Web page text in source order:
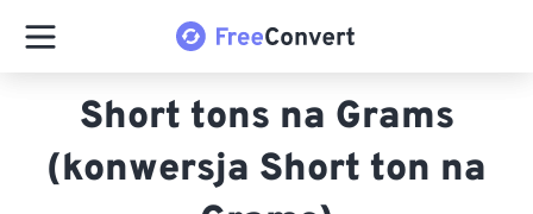
Short tons na Grams
(konwersja Short ton na